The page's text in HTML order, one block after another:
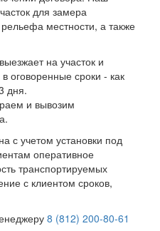
для замера
местности, а также
на участок и
оговоренные сроки - как
дня.
и вывозим
с учетом установки под
оперативное
транспортируемых
с клиентом сроков,
8 (812) 200-80-61